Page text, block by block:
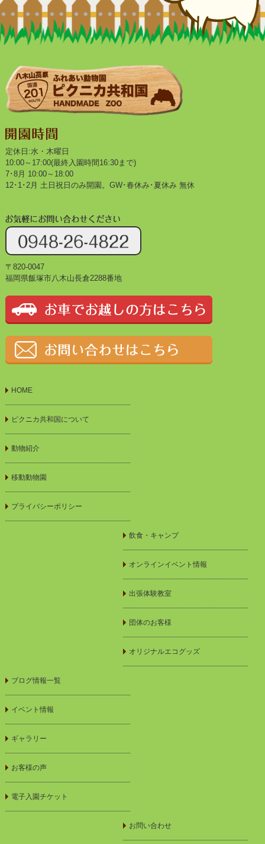
定休日:水・木曜日
10:00～17:00(最終入園時間16:30まで)
7･8月 10:00～18:00
12･1･2月 土日祝日のみ開園。GW･春休み･夏休み 無休
〒820-0047
福岡県飯塚市八木山長倉2288番地
HOME
ピクニカ共和国について
動物紹介
移動動物園
プライバシーポリシー
飲食・キャンプ
オンラインイベント情報
出張体験教室
団体のお客様
オリジナルエコグッズ
ブログ情報一覧
イベント情報
ギャラリー
お客様の声
電子入園チケット
お問い合わせ